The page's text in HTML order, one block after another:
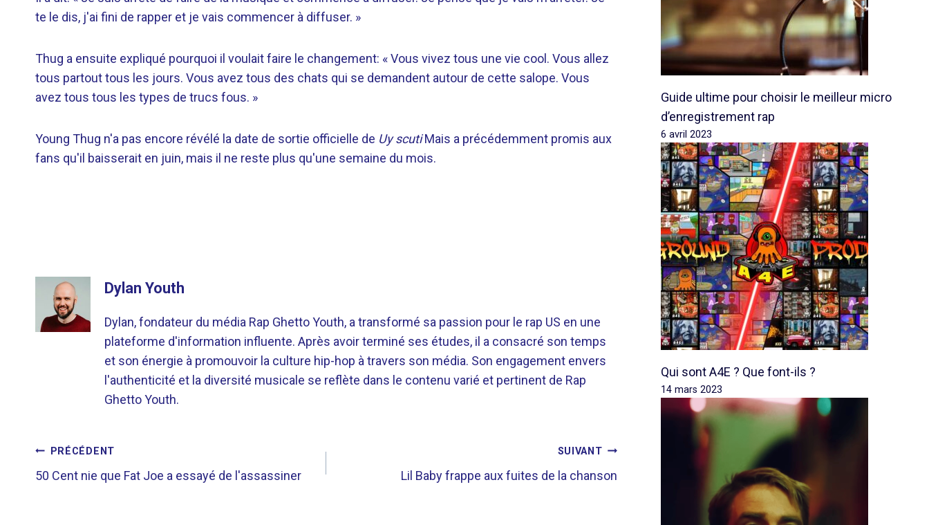
te le dis, j'ai fini de rapper et je vais commencer à diffuser. »
Thug a ensuite expliqué pourquoi il voulait faire le changement: « Vous vivez tous une vie cool. Vous allez
tous partout tous les jours. Vous avez tous des chats qui se demandent autour de cette salope. Vous
avez tous tous les types de trucs fous. »
Young Thug n'a pas encore révélé la date de sortie officielle de Uy scutiMais a précédemment promis aux
fans qu'il baisserait en juin, mais il ne reste plus qu'une semaine du mois.
Dylan Youth
Dylan, fondateur du média Rap Ghetto Youth, a transformé sa passion pour le rap US en une
plateforme d'information influente. Après avoir terminé ses études, il a consacré son temps
et son énergie à promouvoir la culture hip-hop à travers son média. Son engagement envers
l'authenticité et la diversité musicale se reflète dans le contenu varié et pertinent de Rap
Ghetto Youth.
NAVIGATION
DE
PRÉCÉDENT
50 Cent nie que Fat Joe a essayé de l'assassiner
SUIVANT
Lil Baby frappe aux fuites de la chanson
Guide ultime pour choisir le meilleur micro
d’enregistrement rap
6 avril 2023
Qui sont A4E ? Que font-ils ?
14 mars 2023